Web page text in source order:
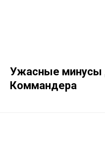
Ужасные минусы
Коммандера